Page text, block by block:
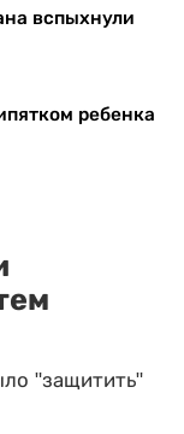
вспыхнули
ребенка
"защитить"